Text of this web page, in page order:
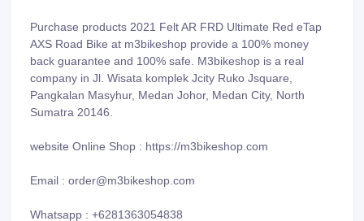
Purchase products 2021 Felt AR FRD Ultimate Red eTap
AXS Road Bike at m3bikeshop provide a 100% money
back guarantee and 100% safe. M3bikeshop is a real
company in Jl. Wisata komplek Jcity Ruko Jsquare,
Pangkalan Masyhur, Medan Johor, Medan City, North
Sumatra 20146.
website Online Shop : https://m3bikeshop.com
Email : order@m3bikeshop.com
Whatsapp : +6281363054838